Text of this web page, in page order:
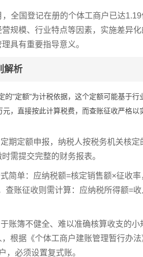
全国登记在册的个体工商户已达
规模、行业特点等因素，实施差异
具有重要指导意义。
解析
的"定额"为计税依据，这个定额可能基于
，直接按此计算税费，而查账征收严格
期定额申报，纳税人按税务机关核
需提交完整的财务报表。
简单：应纳税额=核定销售额×征收
查账征收则需计算：应纳税所得额=
账簿不健全、难以准确核算收支的
根据《个体工商户建账管理暂行办
，必须设置复式账。